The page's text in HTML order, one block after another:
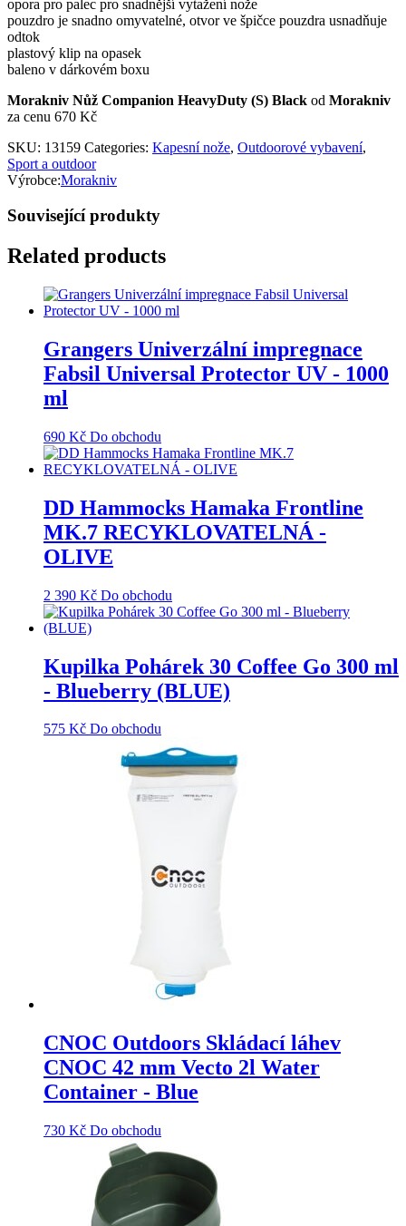
opora pro palec pro snadnější vytažení nože
pouzdro je snadno omyvatelné, otvor ve špičce pouzdra usnadňuje
odtok
plastový klip na opasek
baleno v dárkovém boxu
Morakniv Nůž Companion HeavyDuty (S) Black od Morakniv
za cenu 670 Kč
SKU: 13159 Categories: Kapesní nože, Outdoorové vybavení,
Sport a outdoor
Výrobce:Morakniv
Související produkty
Related products
Grangers Univerzální impregnace
Fabsil Universal Protector UV - 1000
ml
690 Kč Do obchodu
DD Hammocks Hamaka Frontline
MK.7 RECYKLOVATELNÁ -
OLIVE
2 390 Kč Do obchodu
Kupilka Pohárek 30 Coffee Go 300 ml
- Blueberry (BLUE)
575 Kč Do obchodu
CNOC Outdoors Skládací láhev
CNOC 42 mm Vecto 2l Water
Container - Blue
730 Kč Do obchodu